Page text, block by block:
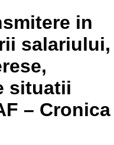
in
salariului,
situatii
– Cronica